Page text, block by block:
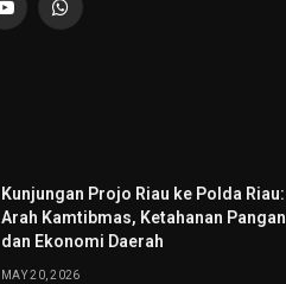
YouTubeWhatsApp
Kunjungan Projo Riau ke Polda Riau:
Arah Kamtibmas, Ketahanan Pangan
dan Ekonomi Daerah
MAY 20, 2026